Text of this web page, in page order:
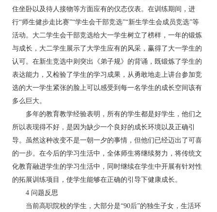
住坐卧以及待人接物等方面应有的仪态仪表。在训练期间，进
行“师生健步走比赛”“学生会干部竞选”“新生学生会成员竞选”等
活动。大二学生会干部竞选给大一学生树立了榜样，一年的锻炼
与成长，大二学生展示了大学生应有的风采，赢得了大一学生的
认可。在新生竞选中则突出《弟子规》的背诵，既锻炼了学生的
表达能力，又检验了学生的学习成果，从勇敢地走上讲台参加竞
选的大一学生紧张的脸上可以感受到每一名学生的成长空间该有
多么巨大。
多年的教育教学经验表明，所有的学生都是好学生，他们之
所以表现得不好，是因为缺少一个良好的成长环境以及正确引
导。虽然这种改变不是一朝一夕的事情，但他们已经迈出了可喜
的一步。在今后的学习生活中，全体师生将继续努力，将传统文
化教育融进学生的学习生活中，同时继续在学生中开展有针对性
的拓展训练项目，使学生能够在正确的引导下健康成长。
4 问题反思
当前高职院校的学生，大部分是“90后”的独生子女，生活环